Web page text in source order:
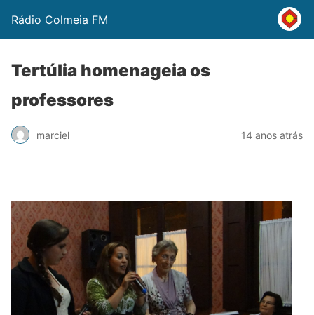
Rádio Colmeia FM
Tertúlia homenageia os
professores
marciel 14 anos atrás